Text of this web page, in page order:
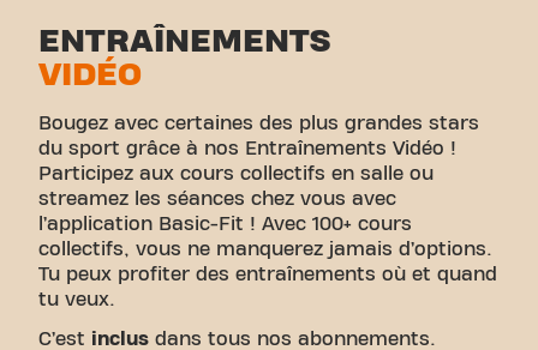
ENTRAÎNEMENTS
VIDÉO
Bougez avec certaines des plus grandes stars
du sport grâce à nos Entraînements Vidéo !
Participez aux cours collectifs en salle ou
streamez les séances chez vous avec
l’application Basic-Fit ! Avec 100+ cours
collectifs, vous ne manquerez jamais d’options.
Tu peux profiter des entraînements où et quand
tu veux.
C’est inclus dans tous nos abonnements.